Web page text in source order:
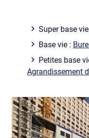
Super base
Base vie :
Petites base
Agrandissement